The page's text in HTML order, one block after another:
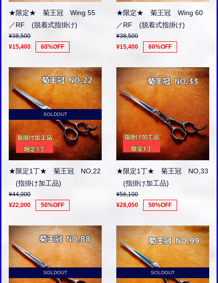
★限定★ 菊王冠 Wing 55
／RF (脱着式指掛け)
¥38,500
¥15,400
60%OFF
★限定★ 菊王冠 Wing 60
／RF (脱着式指掛け)
¥38,500
¥15,400
60%OFF
SOLDOUT
★限定1丁★ 菊王冠 NO,22
(指掛け加工品)
¥44,000
¥22,000
50%OFF
★限定1丁★ 菊王冠 NO,33
(指掛け加工品)
¥56,100
¥28,050
50%OFF
SOLDOUT SOLDOUT